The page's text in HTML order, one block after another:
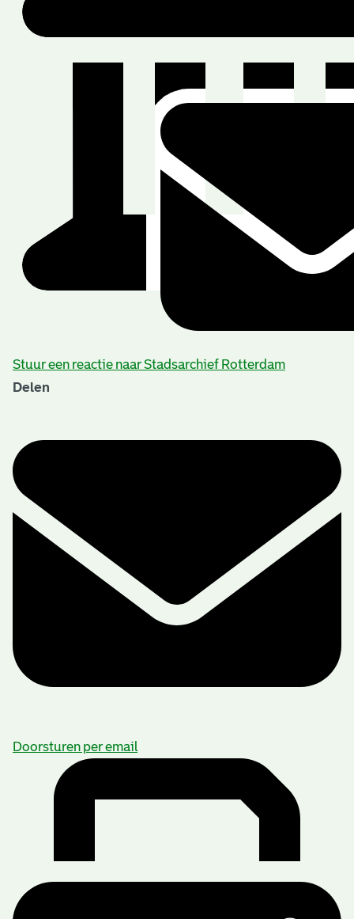
Stuur een reactie naar Stadsarchief Rotterdam
Delen
Doorsturen per email